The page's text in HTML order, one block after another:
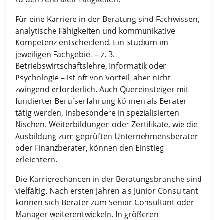
Für eine Karriere in der Beratung sind Fachwissen,
analytische Fähigkeiten und kommunikative
Kompetenz entscheidend. Ein Studium im
jeweiligen Fachgebiet – z. B.
Betriebswirtschaftslehre, Informatik oder
Psychologie – ist oft von Vorteil, aber nicht
zwingend erforderlich. Auch Quereinsteiger mit
fundierter Berufserfahrung können als Berater
tätig werden, insbesondere in spezialisierten
Nischen. Weiterbildungen oder Zertifikate, wie die
Ausbildung zum geprüften Unternehmensberater
oder Finanzberater, können den Einstieg
erleichtern.
Die Karrierechancen in der Beratungsbranche sind
vielfältig. Nach ersten Jahren als Junior Consultant
können sich Berater zum Senior Consultant oder
Manager weiterentwickeln. In größeren